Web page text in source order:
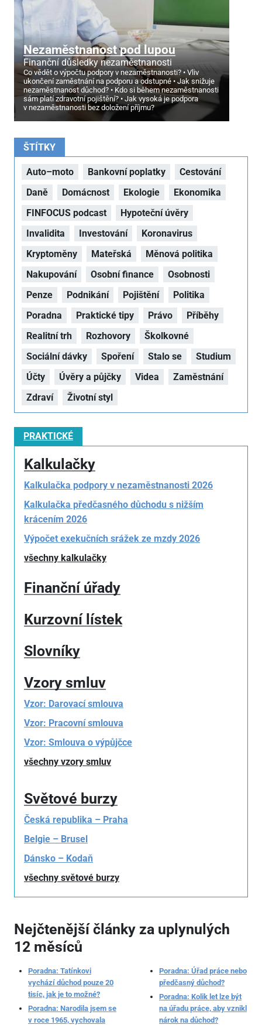
Nezaměstnanost pod lupou
Finanční důsledky nezaměstnanosti
Co vědět o výpočtu podpory v nezaměstnanosti?
Vliv
ukončení zaměstnání na podporu a odstupné
Jak snižuje
nezaměstnanost důchod?
Kdo si během nezaměstnanosti
sám platí zdravotní pojištění?
Jak vysoká je podpora
v nezaměstnanosti bez doložení příjmu?
ŠTÍTKY
Auto–moto Bankovní poplatky
Cestování
Daně
Domácnost Ekologie
Ekonomika
FINFOCUS podcast
Hypoteční úvěry
Invalidita
Investování
Koronavirus
Kryptoměny
Mateřská
Měnová politika
Nakupování
Osobní finance
Osobnosti
Penze
Podnikání Pojištění
Politika
Poradna
Praktické tipy Právo
Příběhy
Realitní trh
Rozhovory
Školkovné
Sociální dávky
Spoření Stalo se
Studium
Účty
Úvěry a půjčky Videa
Zaměstnání
Zdraví
Životní styl
PRAKTICKÉ
Kalkulačky
Kalkulačka podpory v nezaměstnanosti 2026
Kalkulačka předčasného důchodu s nižším
krácením 2026
Výpočet exekučních srážek ze mzdy 2026
všechny kalkulačky
Finanční úřady
Kurzovní lístek
Slovníky
Vzory smluv
Vzor: Darovací smlouva
Vzor: Pracovní smlouva
Vzor: Smlouva o výpůjčce
všechny vzory smluv
Světové burzy
Česká republika – Praha
Belgie – Brusel
Dánsko – Kodaň
všechny světové burzy
Nejčtenější články za uplynulých
12 měsíců
Poradna: Tatínkovi
vychází důchod pouze 20
tisíc, jak je to možné?
Poradna: Narodila jsem se
v roce 1965, vychovala
Poradna: Úřad práce nebo
předčasný důchod?
Poradna: Kolik let lze být
na úřadu práce, aby vznikl
nárok na důchod?